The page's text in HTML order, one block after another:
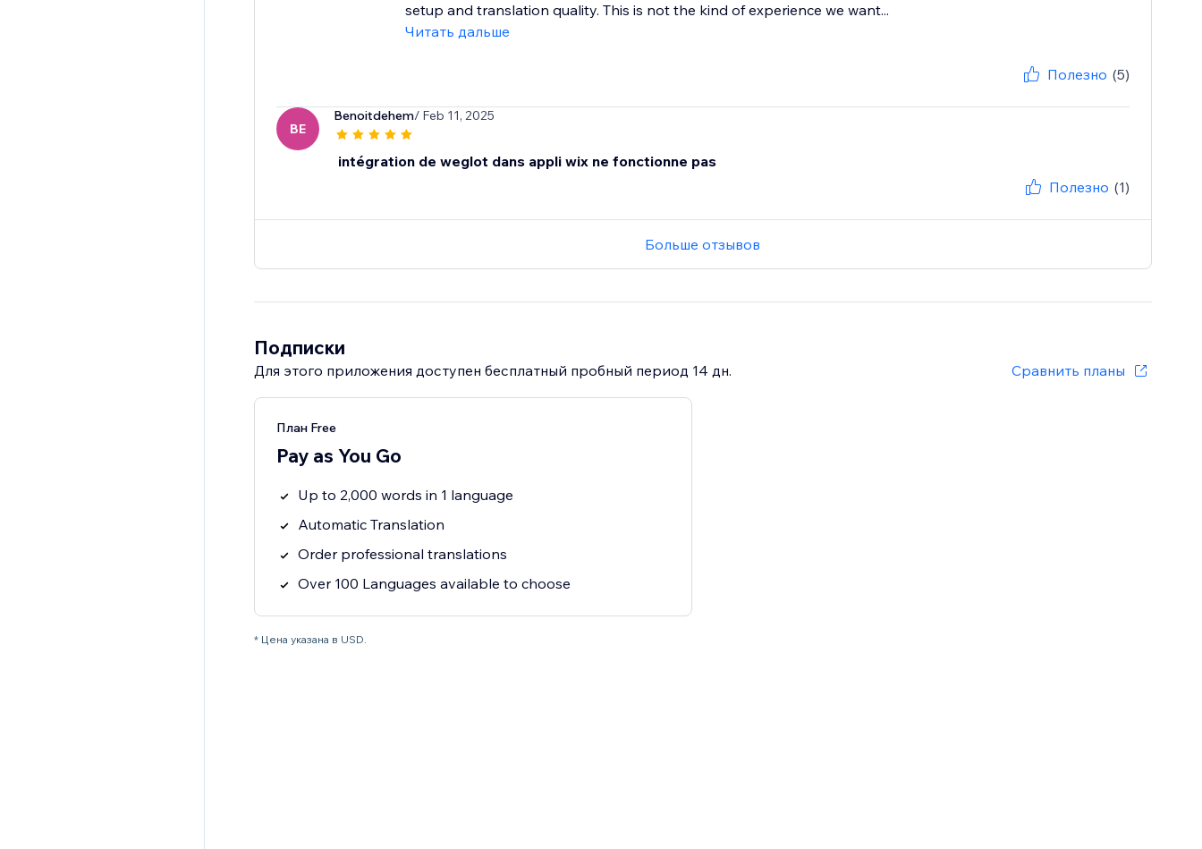
setup and translation quality. This is not the kind of experience we want...
Читать дальше
Полезно (5)
BE
Benoitdehem/ Feb 11, 2025
intégration de weglot dans appli wix ne fonctionne pas
Полезно (1)
Больше отзывов
Подписки
Для этого приложения доступен бесплатный пробный период 14 дн. Сравнить планы
План Free
Pay as You Go
Up to 2,000 words in 1 language
Automatic Translation
Order professional translations
Over 100 Languages available to choose
* Цена указана в USD.